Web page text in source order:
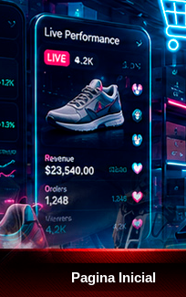
Pagina Inicial